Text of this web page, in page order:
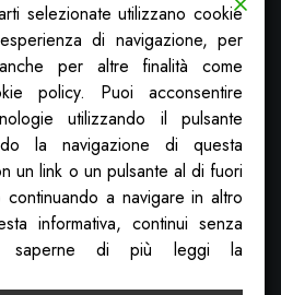
selezionate utilizzano cookie
di navigazione, per
per altre finalità come
policy. Puoi acconsentire
utilizzando il pulsante
la navigazione di questa
un link o un pulsante al di fuori
a navigare in altro
informativa, continui senza
saperne di più leggi la